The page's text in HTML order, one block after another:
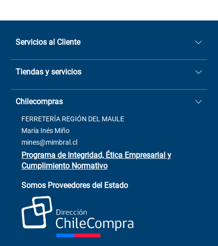
Servicios al Cliente
Quiénes somos
Sucursales
Términos y condiciones
Contacto
Venta Terreno
Trabaja con Nosotros
+56 9 6779 0465
+(73) 256
ChileCompras
+56 9 9888 9549
Tiendas y servicios
Casa Matriz: Avenida Chorrillos
2137 San Javier, Fono (73)
Chilecompras
FERRETERÍA REGIÓN DEL MAULE
María Inés Miño
mines@mimbral.cl
Programa de Integridad, Ética Empresarial y
Cumplimiento Normativo
Somos Proveedores del Estado